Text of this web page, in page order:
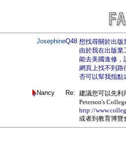
JosephineQ48 想找尋關於出版
由於我在出版業
能去美國進修，
網頁上找不到路
否可以幫我指點
Nancy Re: 建議您可以先利
Peterson's
http://
或者到教育博覽